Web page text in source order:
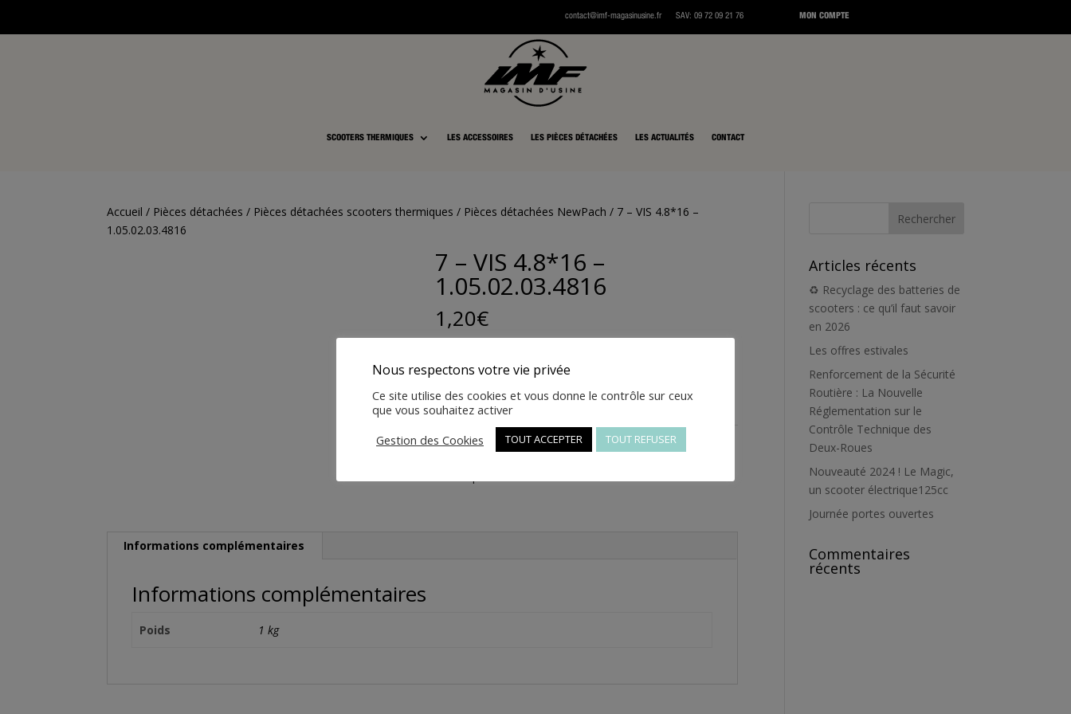
contact@imf-magasinusine.frSAV: 09 72 09 21 76 MON COMPTE
SCOOTERS THERMIQUES LES ACCESSOIRES LES PIÈCES DÉTACHÉES LES ACTUALITÉS CONTACT
Accueil / Pièces détachées / Pièces détachées scooters thermiques / Pièces détachées NewPach / 7 – VIS 4.8*16 –
1.05.02.03.4816
7 – VIS 4.8*16 –
1.05.02.03.4816
1,20€
de
7
-
4.8*16
1.05.02.03.4816
Ajouter au panier
UGS :1.05.02.03.4816-2-1-1-1 Catégories :Pièces
Informations complémentaires
Informations complémentaires
Poids 1 kg
Articles récents
♻️ Recyclage des batteries de
scooters : ce qu’il faut savoir
en 2026
Les offres estivales
Renforcement de la Sécurité
Routière : La Nouvelle
Réglementation sur le
Contrôle Technique des
Deux-Roues
Nouveauté 2024 ! Le Magic,
un scooter électrique125cc
Journée portes ouvertes
Commentaires
récents
Nous respectons votre vie privée
Ce site utilise des cookies et vous donne le contrôle sur ceux
que vous souhaitez activer
Gestion des Cookies
TOUT ACCEPTER TOUT REFUSER